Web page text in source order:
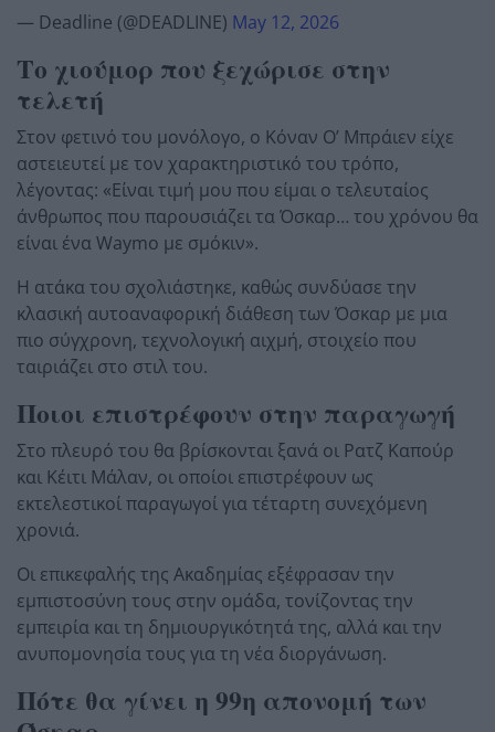
— Deadline (@DEADLINE) May 12, 2026
Το χιούμορ που ξεχώρισε στην
τελετή
Στον φετινό του μονόλογο, ο Κόναν Ο’ Μπράιεν είχε
αστειευτεί με τον χαρακτηριστικό του τρόπο,
λέγοντας: «Είναι τιμή μου που είμαι ο τελευταίος
άνθρωπος που παρουσιάζει τα Όσκαρ… του χρόνου θα
είναι ένα Waymo με σμόκιν».
Η ατάκα του σχολιάστηκε, καθώς συνδύασε την
κλασική αυτοαναφορική διάθεση των Όσκαρ με μια
πιο σύγχρονη, τεχνολογική αιχμή, στοιχείο που
ταιριάζει στο στιλ του.
Ποιοι επιστρέφουν στην παραγωγή
Στο πλευρό του θα βρίσκονται ξανά οι Ρατζ Καπούρ
και Κέιτι Μάλαν, οι οποίοι επιστρέφουν ως
εκτελεστικοί παραγωγοί για τέταρτη συνεχόμενη
χρονιά.
Οι επικεφαλής της Ακαδημίας εξέφρασαν την
εμπιστοσύνη τους στην ομάδα, τονίζοντας την
εμπειρία και τη δημιουργικότητά της, αλλά και την
ανυπομονησία τους για τη νέα διοργάνωση.
Πότε θα γίνει η 99η απονομή των